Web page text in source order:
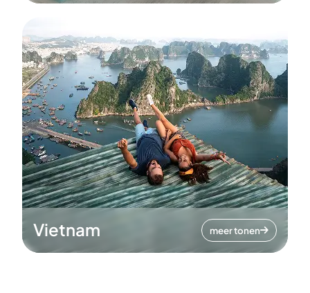
Vietnam meer tonen